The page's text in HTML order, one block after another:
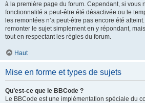
à la première page du forum. Cependant, si vous
fonctionnalité a peut-être été désactivée ou le
les remontées n’a peut-être pas encore été
remonter le sujet simplement en y répondant,
tout en respectant les règles du forum.
Haut
Mise en forme et types de sujets
Qu’est-ce que le BBCode ?
Le BBCode est une implémentation spéciale du